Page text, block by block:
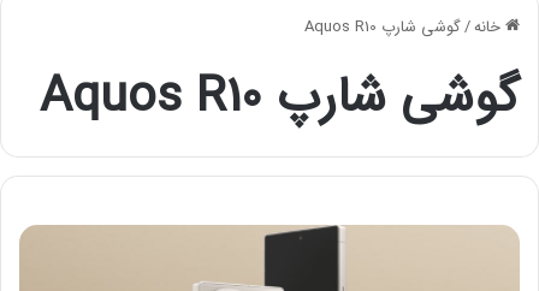
خانه/گوشی شارپ Aquos R10
گوشی شارپ Aquos R10